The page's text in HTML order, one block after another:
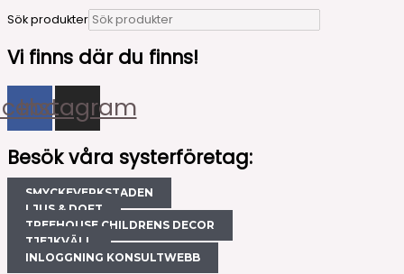
Sök produkter
Vi finns där du finns!
Instagram
Besök våra systerföretag:
SMYCKEVERKSTADEN
LJUS & DOFT
TREEHOUSE CHILDRENS DECOR
TJEJKVÄLL
INLOGGNING KONSULTWEBB